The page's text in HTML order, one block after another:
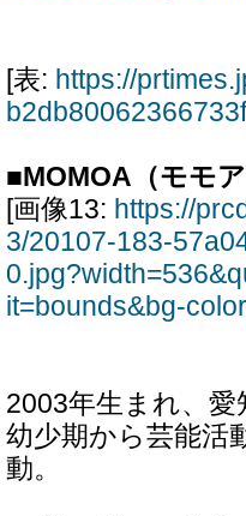
[表: https://
■MOMOA（モモ
[画像13: https://
3/20107-183-
it=bounds&bg-
2003年生まれ、愛
幼少期から芸能活
動。